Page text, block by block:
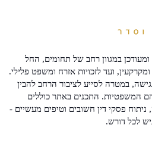
במגוון רחב של תחומים, החל
ועד לזכויות אזרח ומשפט פלילי.
במטרה לסייע לציבור הרחב להבין
המשפטיות. התכנים באתר כוללים
ניתוח פסקי דין חשובים וטיפים מעשיים -
לכל דורש.